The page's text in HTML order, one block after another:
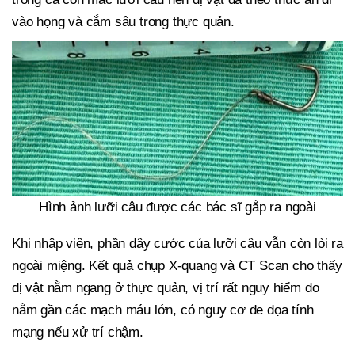
vào họng và cắm sâu trong thực quản.
Hình ảnh lưỡi câu được các bác sĩ gắp ra ngoài
Khi nhập viện, phần dây cước của lưỡi câu vẫn còn lòi ra
ngoài miệng. Kết quả chụp X-quang và CT Scan cho thấy
dị vật nằm ngang ở thực quản, vị trí rất nguy hiểm do
nằm gần các mạch máu lớn, có nguy cơ đe dọa tính
mạng nếu xử trí chậm.